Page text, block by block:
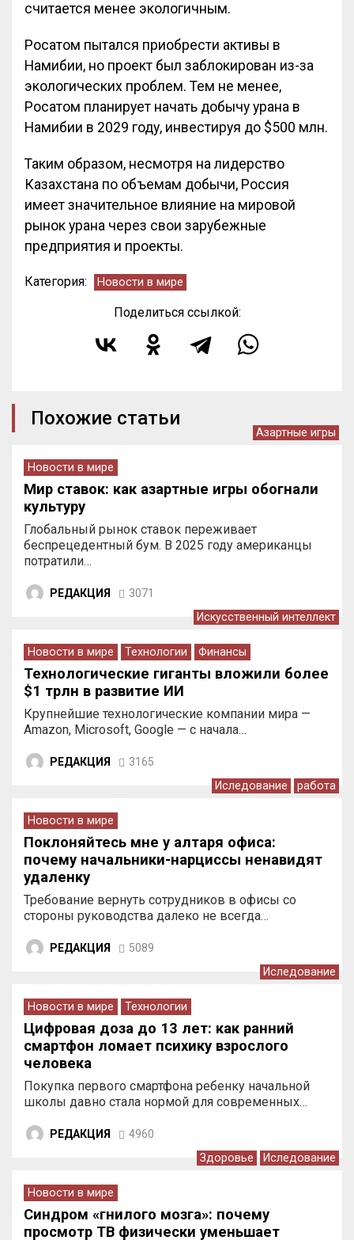
считается менее экологичным.
Росатом пытался приобрести активы в
Намибии, но проект был заблокирован из-за
экологических проблем. Тем не менее,
Росатом планирует начать добычу урана в
Намибии в 2029 году, инвестируя до $500 млн.
Таким образом, несмотря на лидерство
Казахстана по объемам добычи, Россия
имеет значительное влияние на мировой
рынок урана через свои зарубежные
предприятия и проекты.
Категория: Новости в мире
Поделиться ссылкой:
Похожие статьи
Азартные игры
Новости в мире
Мир ставок: как азартные игры обогнали
культуру
Глобальный рынок ставок переживает
беспрецедентный бум. В 2025 году американцы
потратили…
РЕДАКЦИЯ 3071
Искусственный интеллект
Новости в мире Технологии Финансы
Технологические гиганты вложили более
$1 трлн в развитие ИИ
Крупнейшие технологические компании мира —
Amazon, Microsoft, Google — с начала…
РЕДАКЦИЯ 3165
Иследование работа
Новости в мире
Поклоняйтесь мне у алтаря офиса:
почему начальники-нарциссы ненавидят
удаленку
Требование вернуть сотрудников в офисы со
стороны руководства далеко не всегда…
РЕДАКЦИЯ 5089
Иследование
Новости в мире Технологии
Цифровая доза до 13 лет: как ранний
смартфон ломает психику взрослого
человека
Покупка первого смартфона ребенку начальной
школы давно стала нормой для современных…
РЕДАКЦИЯ 4960
Здоровье Иследование
Новости в мире
Синдром «гнилого мозга»: почему
просмотр ТВ физически уменьшает